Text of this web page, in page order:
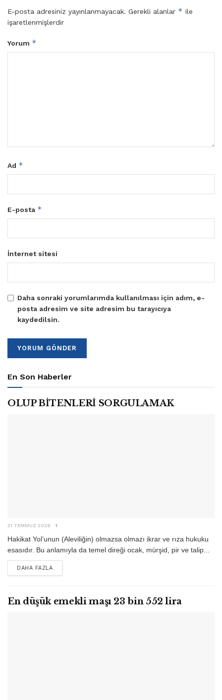
E-posta adresiniz yayınlanmayacak. Gerekli alanlar * ile
işaretlenmişlerdir
Yorum *
Ad *
E-posta *
İnternet sitesi
Daha sonraki yorumlarımda kullanılması için adım, e-
posta adresim ve site adresim bu tarayıcıya
kaydedilsin.
En Son Haberler
OLUP BİTENLERİ SORGULAMAK
31 TEMMUZ 2026 1
Hakikat Yol’unun (Aleviliğin) olmazsa olmazı ikrar ve rıza hukuku
esasıdır. Bu anlamıyla da temel direği ocak, mürşid, pir ve talip...
DAHA FAZLADETAILS
En düşük emekli maşı 23 bin 552 lira